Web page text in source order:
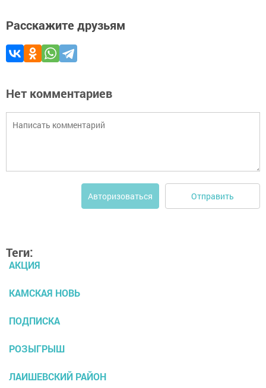
Расскажите друзьям
Нет комментариев
Авторизоваться Отправить
Теги:
АКЦИЯ
КАМСКАЯ НОВЬ
ПОДПИСКА
РОЗЫГРЫШ
ЛАИШЕВСКИЙ РАЙОН